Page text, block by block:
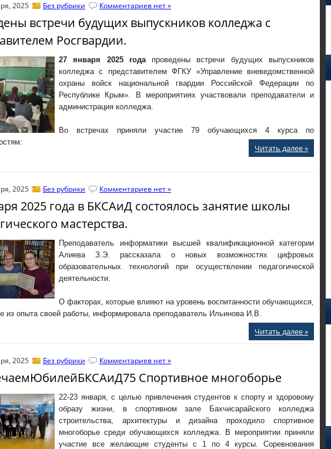
2025 Без рубрики Комментариев нет »
встречи будущих выпускников колледжа с
Росгвардии.
27 января 2025 годапроведены встречи будущих выпускников
колледжа с представителем ФГКУ «Управление вневедомственной
охраны войск национальной гвардии Российской Федерации по
Республике Крым». В мероприятиях участвовали преподаватели и
администрация колледжа.
Во встречах приняли участие 79 обучающихся 4 курса по
Читать далее »
2025 Без рубрики Комментариев нет »
2025 года в БКСАиД состоялось занятие школы
мастерства.
Преподаватель информатики высшей квалификационной категории
Алиева З.Э. рассказала о новых возможностях цифровых
образовательных технологий при осуществлении педагогической
деятельности.
О факторах, которые влияют на уровень воспитанности обучающихся,
из опыта своей работы, информировала преподаватель Ильинова И.В.
Читать далее »
2025 Без рубрики Комментариев нет »
Спортивное многоборье
22-23 января, с целью привлечения студентов к спорту и здоровому
образу жизни, в спортивном зале Бахчисарайского колледжа
строительства, архитектуры и дизайна проходило спортивное
многоборье среди обучающихся колледжа. В мероприятии приняли
участие все желающие студенты с 1 по 4 курсы. Соревнования